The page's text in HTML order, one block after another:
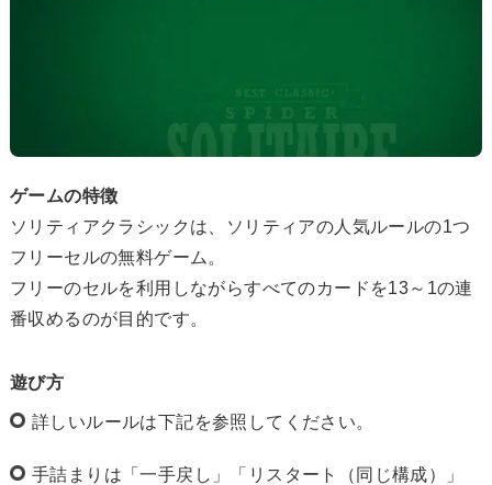
ゲームの特徴
ソリティアクラシックは、ソリティアの人気ルールの1つ
フリーセルの無料ゲーム。
フリーのセルを利用しながらすべてのカードを13～1の連
番収めるのが目的です。
遊び方
詳しいルールは下記を参照してください。
手詰まりは「一手戻し」「リスタート（同じ構成）」